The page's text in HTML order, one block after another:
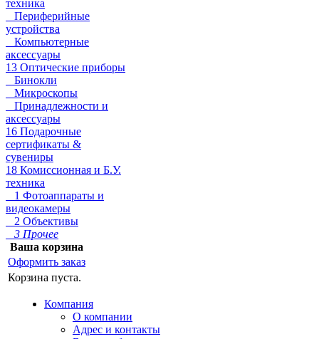
техника
Периферийные
устройства
Компьютерные
аксессуары
13 Оптические приборы
Бинокли
Микроскопы
Принадлежности и
аксессуары
16 Подарочные
сертификаты &
сувениры
18 Комиссионная и Б.У.
техника
1 Фотоаппараты и
видеокамеры
2 Объективы
3 Прочее
Ваша корзина
Оформить заказ
Корзина пуста.
Компания
О компании
Адрес и контакты